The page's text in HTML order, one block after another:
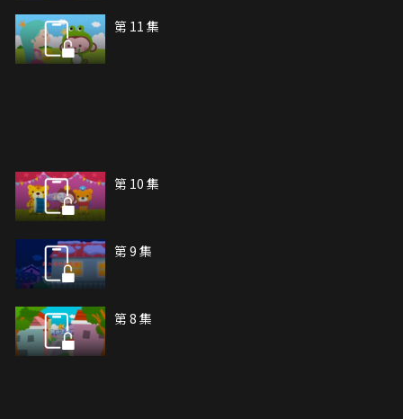
第 11 集
第 10 集
第 9 集
第 8 集